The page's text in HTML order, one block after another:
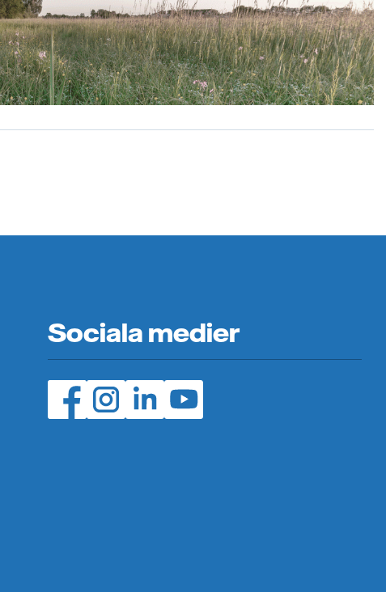
Sociala medier
Facebook (öppnas i ny flik)
Instagram (öppnas i ny flik)
LinedIn (öppnas i ny flik)